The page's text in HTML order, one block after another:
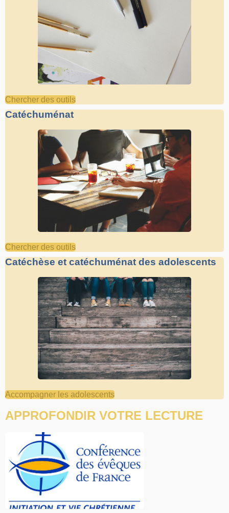
Chercher des outils
Catéchuménat
Chercher des outils
Catéchèse et catéchuménat des adolescents
Accompagner les adolescents
APPROFONDIR VOTRE LECTURE